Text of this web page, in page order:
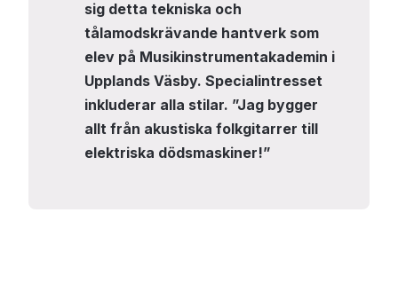
sig detta tekniska och
tålamodskrävande hantverk som
elev på Musikinstrumentakademin i
Upplands Väsby. Specialintresset
inkluderar alla stilar. ”Jag bygger
allt från akustiska folkgitarrer till
elektriska dödsmaskiner!”